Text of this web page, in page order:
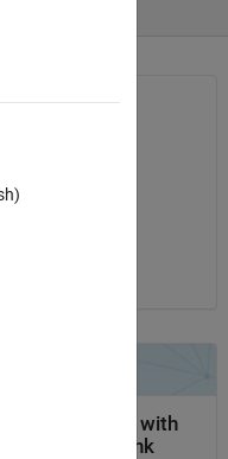
Holliday